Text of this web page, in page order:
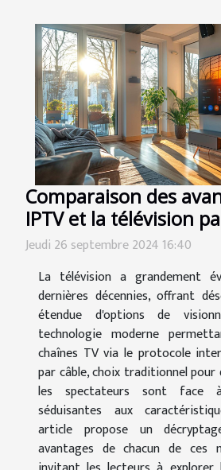
Comparaison des
IPTV et la télévision
Jeudi 26 septembre 2024 16:40
La télévision a grandement
dernières décennies, offrant
étendue d'options de
technologie moderne
chaînes TV via le protocole
par câble, choix traditionnel
les spectateurs sont face
séduisantes aux
article propose un
avantages de chacun de ces